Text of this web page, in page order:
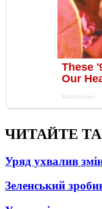
ЧИТАЙТЕ
Уряд ухвалив
Зеленський